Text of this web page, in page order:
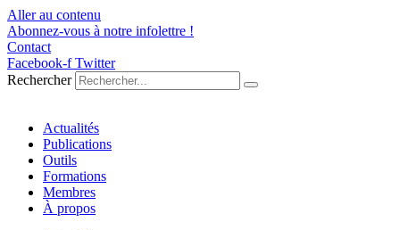
Aller au contenu
Abonnez-vous à notre infolettre !
Contact
Facebook-f Twitter
Rechercher
Actualités
Publications
Outils
Formations
Membres
À propos